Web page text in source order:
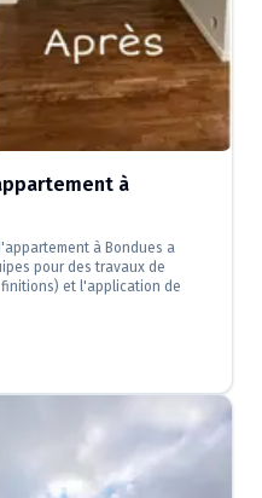
à
à Bondues a
pour des travaux de
et l'application de